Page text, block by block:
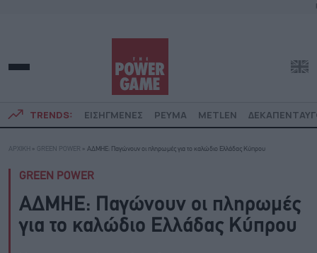
TRENDS: ΕΙΣΗΓΜΕΝΕΣ ΡΕΥΜΑ METLEN
ΑΡΧΙΚΗ » GREEN POWER » ΑΔΜΗΕ: Παγώνουν οι πληρωμές για το καλώδιο Ελλάδας Κύπρου
GREEN POWER
ΑΔΜΗΕ: Παγώνουν οι πληρωμές
για το καλώδιο Ελλάδας Κύπρου